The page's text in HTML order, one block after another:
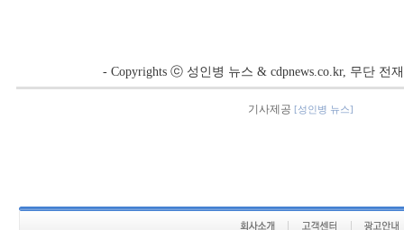
- Copyrights ⓒ 성인병 뉴스 & cdpnews.co.kr, 무단 전
기사제공 [성인병 뉴스]